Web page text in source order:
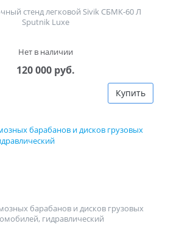
стенд легковой Sivik СБМК-60 Л
Sputnik Luxe
Нет в наличии
120 000 руб.
Купить
барабанов и дисков грузовых
гидравлический